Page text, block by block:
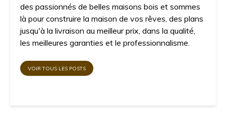
des passionnés de belles maisons bois et sommes
là pour construire la maison de vos rêves, des plans
jusqu'à la livraison au meilleur prix, dans la qualité,
les meilleures garanties et le professionnalisme.
VOIR TOUS LES POSTS